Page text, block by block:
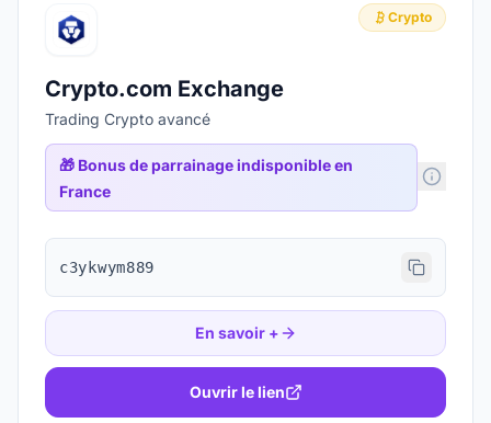
Crypto
Crypto.com Exchange
Trading Crypto avancé
🎁 Bonus de parrainage indisponible en
France
c3ykwym889
En savoir +
Ouvrir le lien